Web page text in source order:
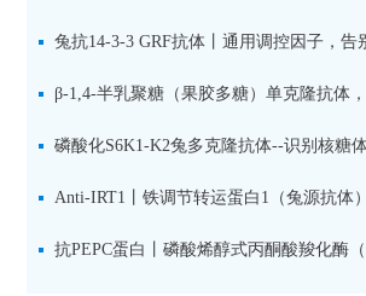
中含量丰富的捕光蛋白
兔抗14-3-3 GRF抗体丨通用调控因子，告
全面捕获植物信号转导枢纽蛋白
β-1,4-半乳聚糖（果胶多糖）单克隆抗体
果胶多糖精细结构解析
磷酸化S6K1-K2兔多克隆抗体--识别核糖
蛋白1-2的激活状态
Anti-IRT1丨铁调节转运蛋白1（兔源抗体
微量元素代谢研究的关键工具
抗PEPC蛋白丨磷酸烯醇式丙酮酸羧化酶